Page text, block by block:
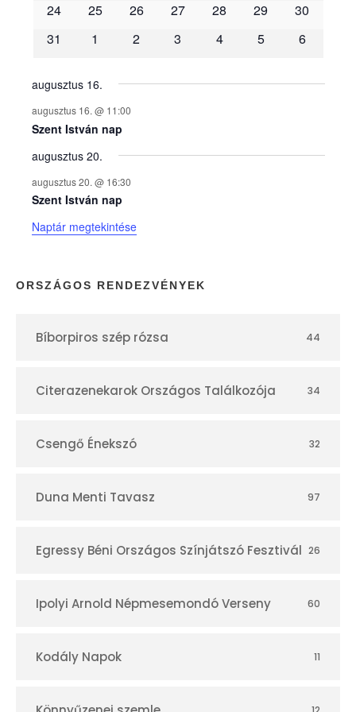
é
n
y
e
k
n
a
p
r
24
25 26 27 28 29
30
31
1 2 3 4 5 6
augusztus 16.
augusztus 16. @ 11:00
Szent István nap
augusztus 20.
augusztus 20. @ 16:30
Szent István nap
Naptár megtekintése
ORSZÁGOS RENDEZVÉNYEK
Bíborpiros szép rózsa 44
Citerazenekarok Országos Találkozója 34
Csengő Énekszó 32
Duna Menti Tavasz 97
Egressy Béni Országos Színjátszó Fesztivál 26
Ipolyi Arnold Népmesemondó Verseny 60
Kodály Napok 11